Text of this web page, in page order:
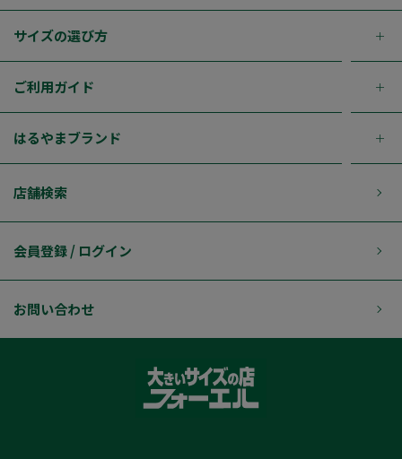
サイズの選び方
ご利用ガイド
はるやまブランド
店舗検索
会員登録 / ログイン
お問い合わせ